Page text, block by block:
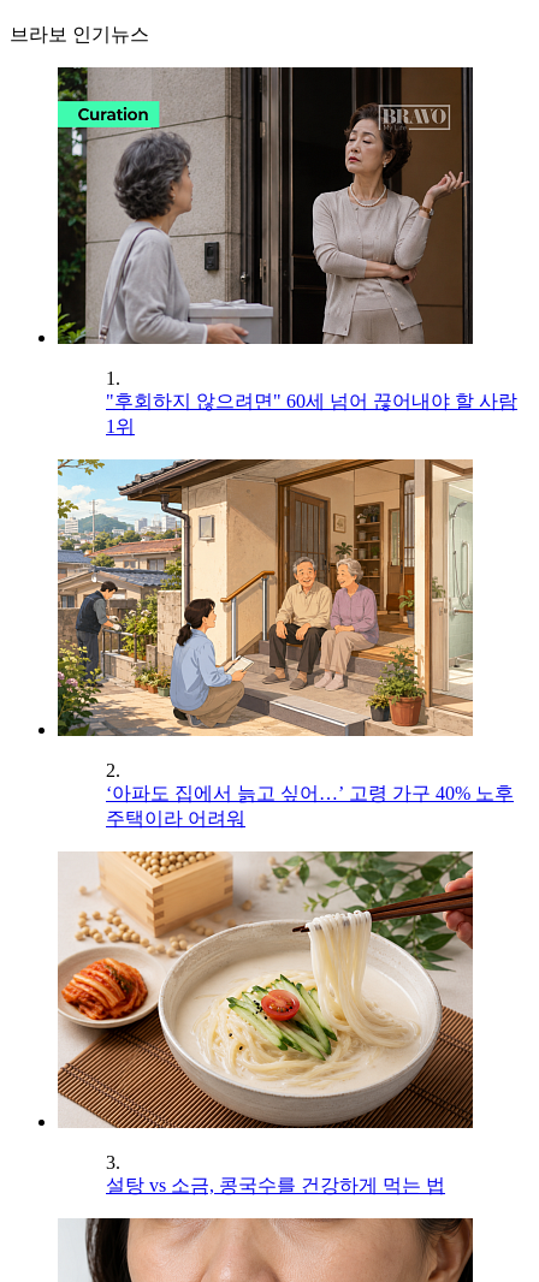
브라보 인기뉴스
1.
"후회하지 않으려면" 60세 넘어 끊어내야 할 사람
1위
2.
‘아파도 집에서 늙고 싶어…’ 고령 가구 40% 노후
주택이라 어려워
3.
설탕 vs 소금, 콩국수를 건강하게 먹는 법